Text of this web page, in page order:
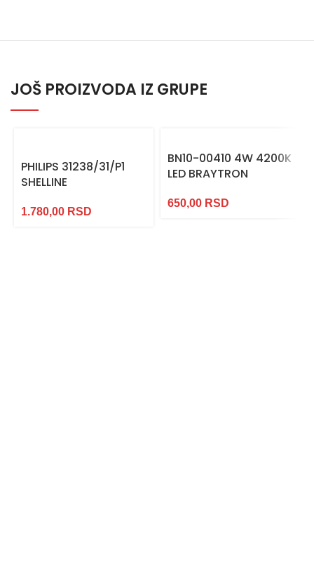
JOŠ PROIZVODA IZ GRUPE
PHILIPS 31238/31/P1
SHELLINE
1.780,00 RSD
BN10-00410 4W 4200K
LED BRAYTRON
650,00 RSD